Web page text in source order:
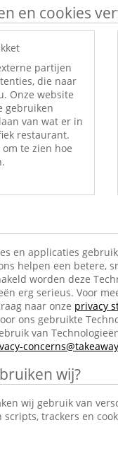
en cookies
partijen
die naar
Onze website
gebruiken
van wat er in
restaurant.
te zien hoe
en applicaties
helpen een betere,
worden deze
erg serieus. Voor
naar onze privacy
ons gebruikte
van
wij?
wij gebruik van
scripts, trackers en